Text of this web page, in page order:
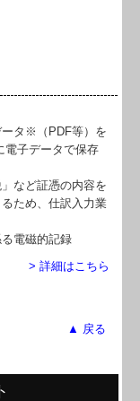
ータ※（PDF等）を
電子データで保存
など証憑の内容を
ため、仕訳入力業
電磁的記録
> 詳細はこちら
▲ 戻る